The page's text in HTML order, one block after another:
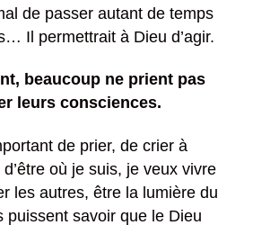
de passer autant de temps
Il permettrait à Dieu d’agir.
beaucoup ne prient pas
leurs consciences.
de prier, de crier à
où je suis, je veux vivre
les autres, être la lumière du
puissent savoir que le Dieu